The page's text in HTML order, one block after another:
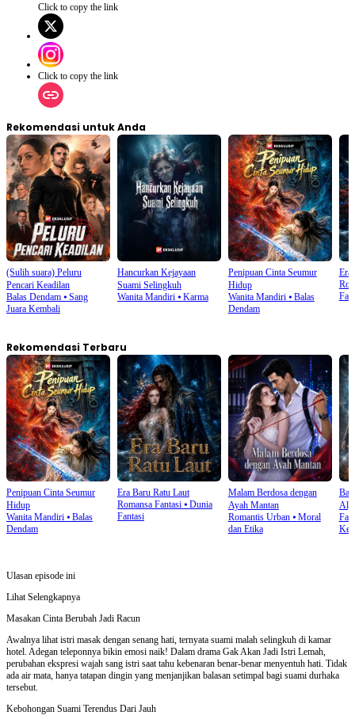
Click to copy the link
Click to copy the link
Rekomendasi untuk Anda
(Sulih suara) Peluru
Pencari Keadilan
Balas Dendam ⦁ Sang
Juara Kembali
Hancurkan Kejayaan
Suami Selingkuh
Wanita Mandiri⦁ Karma
Penipuan Cinta Seumur
Hidup
Wanita Mandiri⦁ Balas
Dendam
Era
Rekomendasi Terbaru
Penipuan Cinta Seumur
Hidup
Wanita Mandiri ⦁ Balas
Dendam
Era Baru Ratu Laut
Romansa Fantasi⦁ Dunia
Fantasi
Malam Berdosa dengan
Ayah Mantan
Romantis Urban⦁ Moral
dan Etika
Ulasan episode ini
Lihat Selengkapnya
Masakan Cinta Berubah Jadi Racun
Awalnya lihat istri masak dengan senang hati, ternyata suami malah selingkuh di kamar
hotel. Adegan teleponnya bikin emosi naik! Dalam drama Gak Akan Jadi Istri Lemah,
perubahan ekspresi wajah sang istri saat tahu kebenaran benar-benar menyentuh hati. Tidak
ada air mata, hanya tatapan dingin yang menjanjikan balasan setimpal bagi suami durhaka
tersebut.
Kebohongan Suami Terendus Dari Jauh